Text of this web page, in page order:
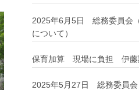
2025年6月5日 総務委員会
について）
保育加算 現場に負担 伊藤
2025年5月27日 総務委員会